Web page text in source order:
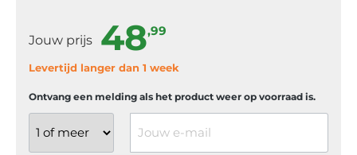
Jouw prijs 48,99
Levertijd langer dan 1 week
Ontvang een melding als het product weer op voorraad is.